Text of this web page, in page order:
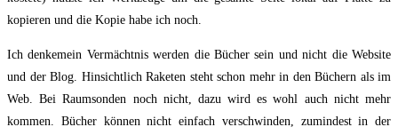
kopieren und die Kopie habe ich noch.
Ich denkemein Vermächtnis werden die Bücher sein und nicht die Website
und der Blog. Hinsichtlich Raketen steht schon mehr in den Büchern als im
Web. Bei Raumsonden noch nicht, dazu wird es wohl auch nicht mehr
kommen. Bücher können nicht einfach verschwinden, zumindest in der